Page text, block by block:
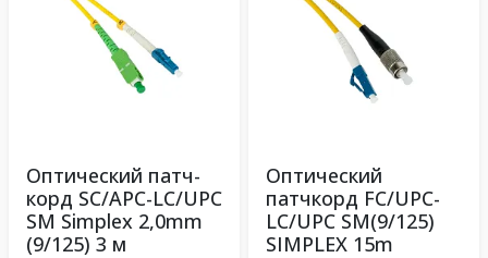
Оптический патч-
корд SC/APC-LC/UPC
SM Simplex 2,0mm
(9/125) 3 м
Оптический
патчкорд FC/UPC-
LC/UPC SM(9/125)
SIMPLEX 15m